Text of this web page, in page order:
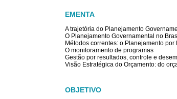
EMENTA
A trajetória do Planejamento
O Planejamento Governamental no
Métodos correntes: o Planejamento por
O monitoramento de programas
Gestão por resultados, controle e
Visão Estratégica do Orçamento: do
OBJETIVO